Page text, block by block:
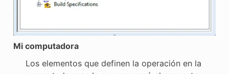
Mi computadora
Los elementos que definen la operación en la